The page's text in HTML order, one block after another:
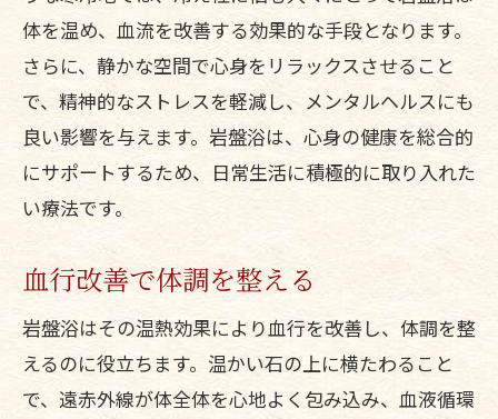
体を温め、血流を改善する効果的な手段となります。
さらに、静かな空間で心身をリラックスさせること
で、精神的なストレスを軽減し、メンタルヘルスにも
良い影響を与えます。岩盤浴は、心身の健康を総合的
にサポートするため、日常生活に積極的に取り入れた
い療法です。
血行改善で体調を整える
岩盤浴はその温熱効果により血行を改善し、体調を整
えるのに役立ちます。温かい石の上に横たわること
で、遠赤外線が体全体を心地よく包み込み、血液循環